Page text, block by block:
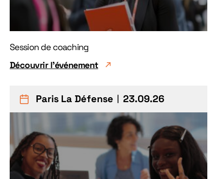
Session de coaching
Découvrir l'événement
Paris La Défense ︱23.09.26